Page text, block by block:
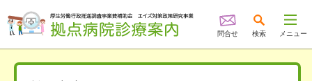
問合せ 検索 メニュー